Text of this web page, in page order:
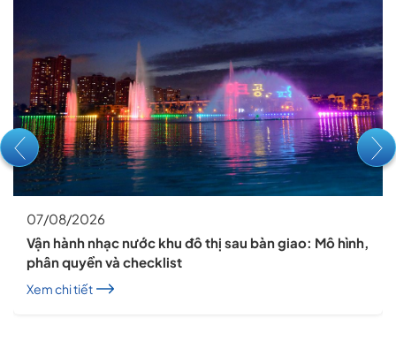
07/08/2026
Vận hành nhạc nước khu đô thị sau bàn giao: Mô hình,
phân quyền và checklist
Xem chi tiết